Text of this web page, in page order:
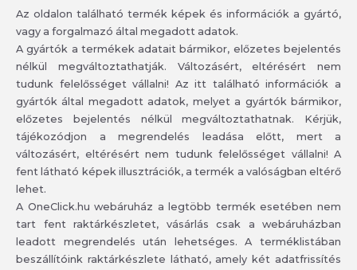
Az oldalon található termék képek és információk a gyártó,
vagy a forgalmazó által megadott adatok.
A gyártók a termékek adatait bármikor, előzetes bejelentés
nélkül megváltoztathatják. Változásért, eltérésért nem
tudunk felelősséget vállalni! Az itt található információk a
gyártók által megadott adatok, melyet a gyártók bármikor,
előzetes bejelentés nélkül megváltoztathatnak. Kérjük,
tájékozódjon a megrendelés leadása előtt, mert a
változásért, eltérésért nem tudunk felelősséget vállalni! A
fent látható képek illusztrációk, a termék a valóságban eltérő
lehet.
A OneClick.hu webáruház a legtöbb termék esetében nem
tart fent raktárkészletet, vásárlás csak a webáruházban
leadott megrendelés után lehetséges. A terméklistában
beszállítóink raktárkészlete látható, amely két adatfrissítés